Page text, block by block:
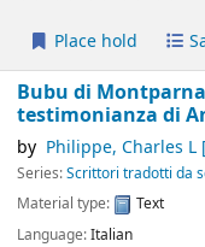
Place hold
Bubu di
testimonianza di
by Philippe, Charles L
Series:Scrittori tradotti da
Material type:
Text
Language:Italian